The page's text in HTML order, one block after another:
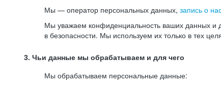
Мы — оператор персональных данных, запись о
Мы уважаем конфиденциальность ваших данных и
в безопасности. Мы используем их только в тех
3. Чьи данные мы обрабатываем и для чего
Мы обрабатываем персональные данные: